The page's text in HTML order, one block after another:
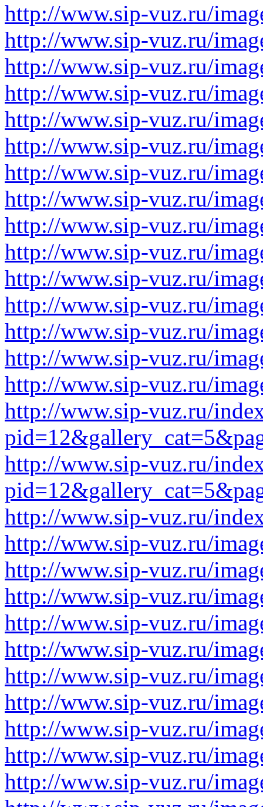
http://www.sip-vuz.ru/
http://www.sip-vuz.ru/
http://www.sip-vuz.ru/
http://www.sip-vuz.ru/
http://www.sip-vuz.ru/
http://www.sip-vuz.ru/
http://www.sip-vuz.ru/
http://www.sip-vuz.ru/
http://www.sip-vuz.ru/
http://www.sip-vuz.ru/
http://www.sip-vuz.ru/
http://www.sip-vuz.ru/
http://www.sip-vuz.ru/
http://www.sip-vuz.ru/
http://www.sip-vuz.ru/
http://www.sip-vuz.ru/
http://www.sip-vuz.ru/
http://www.sip-vuz.ru/
http://www.sip-vuz.ru/
http://www.sip-vuz.ru/
http://www.sip-vuz.ru/
http://www.sip-vuz.ru/
http://www.sip-vuz.ru/
http://www.sip-vuz.ru/
http://www.sip-vuz.ru/
http://www.sip-vuz.ru/
http://www.sip-vuz.ru/
http://www.sip-vuz.ru/